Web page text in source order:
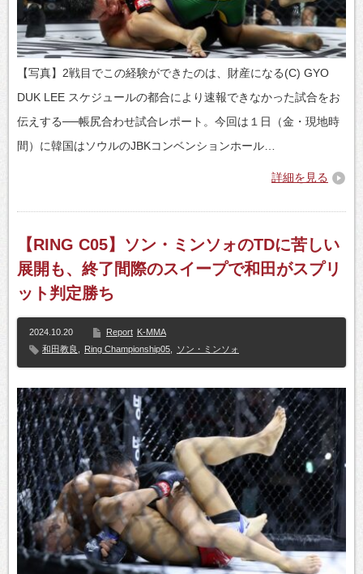
【写真】2戦目でこの経験ができたのは、財産になる(C) GYO
DUK LEE スケジュールの都合により速報できなかった試合をお
伝えする──帳尻合わせ試合レポート。今回は１日（金・現地時
間）に韓国はソウルのJBKコンベンションホール…
詳細を見る
【RING C05】ソン・ミンソォのTDに苦しい
展開も、終了間際のスイープで和田がスプリ
ット判定勝ち
2024.10.20 Report K-MMA
和田教良
Ring Championship05 ソン・ミンソォ